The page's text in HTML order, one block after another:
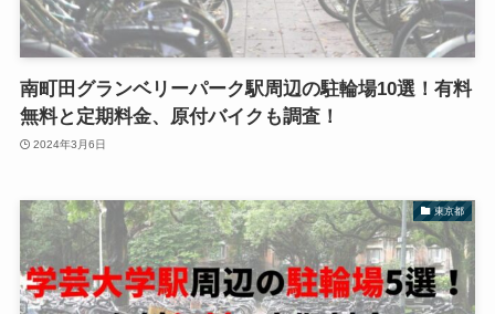
南町田グランベリーパーク駅周辺の駐輪場10選！有料
無料と定期料金、原付バイクも調査！
2024年3月6日
東京都